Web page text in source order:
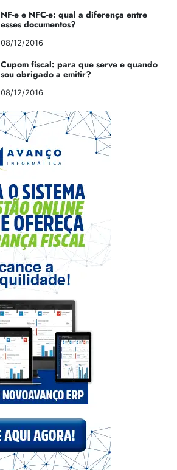
NF-e e NFC-e: qual a diferença entre
esses documentos?
08/12/2016
Cupom fiscal: para que serve e quando
sou obrigado a emitir?
08/12/2016